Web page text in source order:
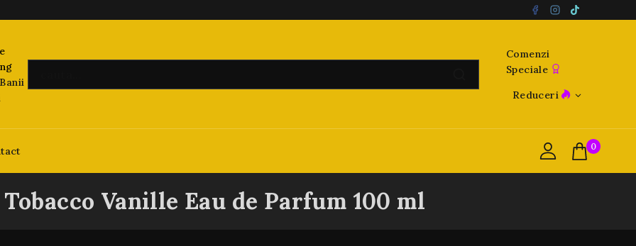
Comenzi
Speciale
Reduceri
0
Vanille Eau de Parfum 100 ml